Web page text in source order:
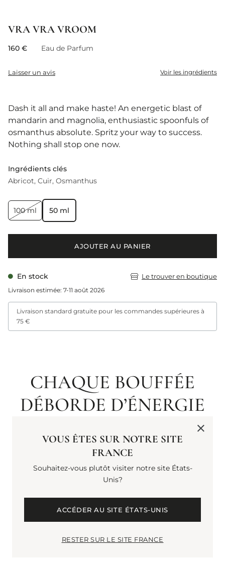
VRA VRA VROOM
160 € Eau de Parfum
Laisser un avis Voir les ingrédients
Dash it all and make haste! An energetic blast of
mandarin and magnolia, enthusiastic spoonfuls of
osmanthus absolute. Spritz your way to success.
Nothing shall stop one now.
Ingrédients clés
Abricot Cuir Osmanthus
100 ml 50 ml
AJOUTER AU PANIER
En stock
Livraison estimée: 7-11 août 2026
Le trouver en boutique
Livraison standard gratuite pour les commandes supérieures à
75 €
CHAQUE BOUFFÉE
DÉBORDE D’ÉNERGIE
RAFRAÎCHISSANTE ET
FRUITÉE.
Samuel Parker
Entraîneur personnel
VOUS ÊTES SUR NOTRE SITE
FRANCE
Souhaitez-vous plutôt visiter notre site États-
Unis?
ACCÉDER AU SITE ÉTATS-UNIS
RESTER SUR LE SITE FRANCE